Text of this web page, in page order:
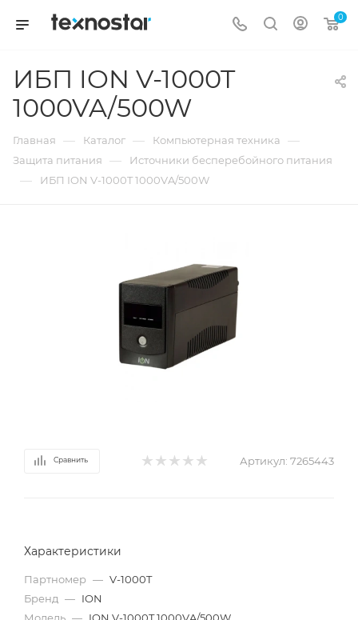
0
ИБП ION V-1000T
1000VA/500W
Главная — Каталог — Компьютерная техника —
Защита питания — Источники бесперебойного питания
— ИБП ION V-1000T 1000VA/500W
Сравнить Артикул: 7265443
Характеристики
Партномер — V-1000T
Бренд — ION